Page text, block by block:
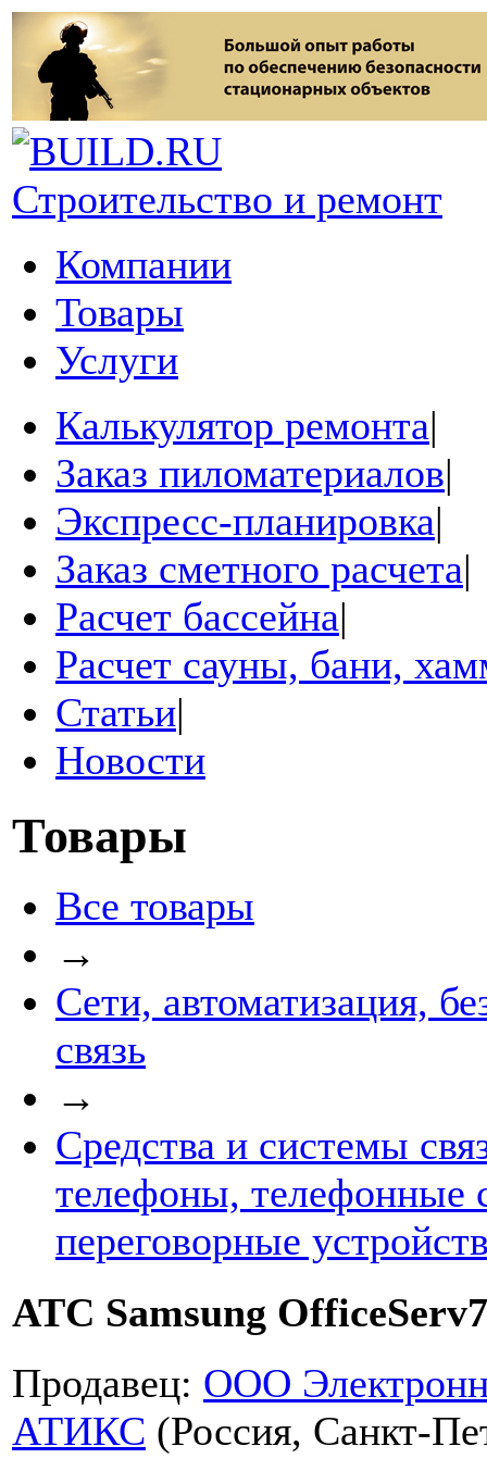
Строительство и ремонт
Компании
Товары
Услуги
Калькулятор ремонта|
Заказ пиломатериалов|
Экспресс-планировка|
Заказ сметного расчета|
Расчет бассейна|
Расчет сауны, бани,
Статьи|
Новости
Товары
Все товары
→
Сети, автоматизация,
связь
→
Средства и системы
телефоны, телефонные
переговорные
АТС Samsung
Продавец: ООО
АТИКС (Россия, Санкт-